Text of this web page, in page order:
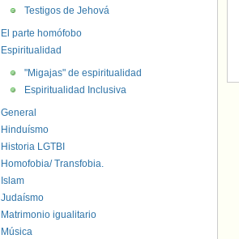
Testigos de Jehová
El parte homófobo
Espiritualidad
"Migajas" de espiritualidad
Espiritualidad Inclusiva
General
Hinduísmo
Historia LGTBI
Homofobia/ Transfobia.
Islam
Judaísmo
Matrimonio igualitario
Música